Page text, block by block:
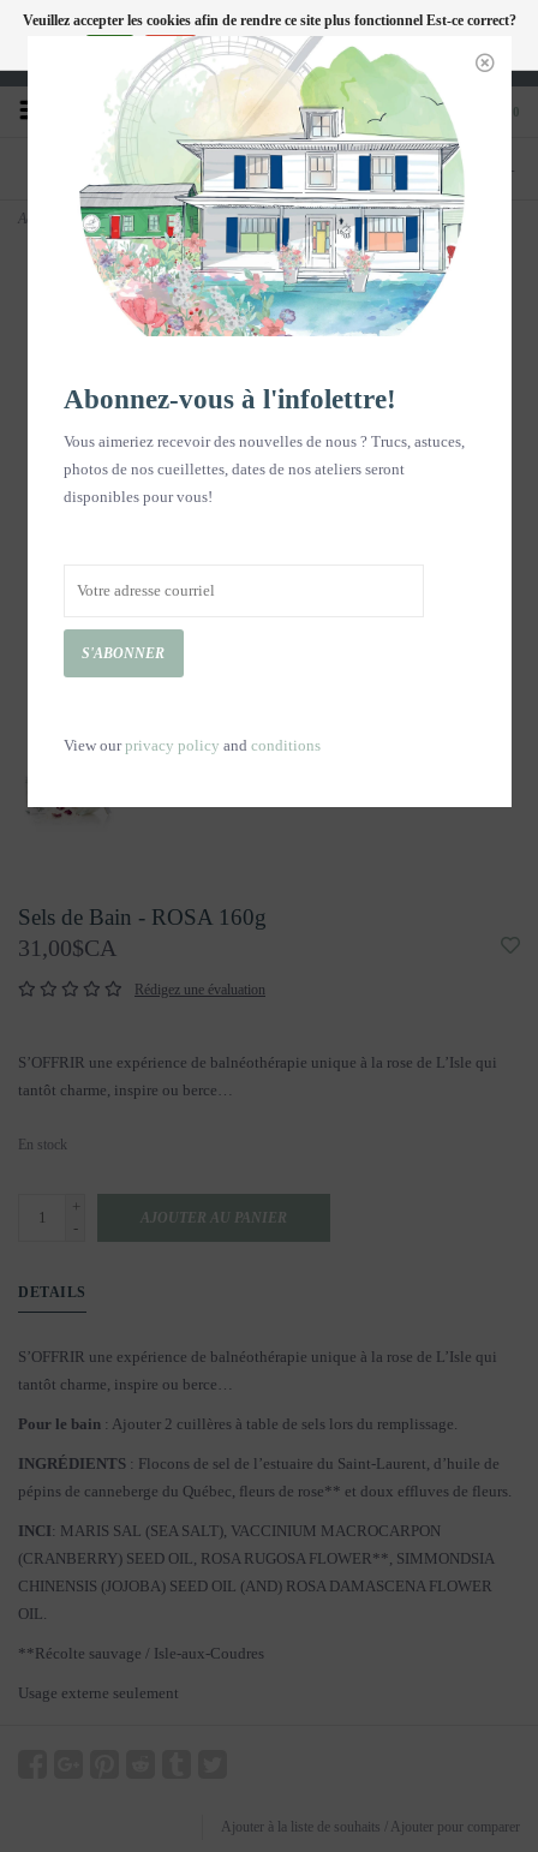
FC
Heures d'ouverture : Disponible sur Google
0
TÉLÉPHONE
418-240-6181
BOUTIQUE
1603, chemin des Coudriers, L'Isle-aux-
Coudres
Accueil Sels de Bain - ROSA 160g
Sels de Bain - ROSA 160g
31,00$CA
Rédigez une évaluation
S’OFFRIR une expérience de balnéothérapie unique à la rose de L’Isle qui
tantôt charme, inspire ou berce…
En stock
+
-
AJOUTER AU PANIER
DETAILS
S’OFFRIR une expérience de balnéothérapie unique à la rose de L’Isle qui
tantôt charme, inspire ou berce…
Pour le bain : Ajouter 2 cuillères à table de sels lors du remplissage.
INGRÉDIENTS : Flocons de sel de l’estuaire du Saint-Laurent, d’huile de
pépins de canneberge du Québec, fleurs de rose** et doux effluves de fleurs.
INCI: MARIS SAL (SEA SALT), VACCINIUM MACROCARPON
(CRANBERRY) SEED OIL, ROSA RUGOSA FLOWER**, SIMMONDSIA
CHINENSIS (JOJOBA) SEED OIL (AND) ROSA DAMASCENA FLOWER
OIL.
**Récolte sauvage / Isle-aux-Coudres
Usage externe seulement
Ajouter à la liste de souhaits Ajouter pour comparer
Veuillez accepter les cookies afin de rendre ce site plus fonctionnel Est-ce correct?
Non En savoir plus sur les témoins (cookies) »
Abonnez-vous à l'infolettre!
Vous aimeriez recevoir des nouvelles de nous ? Trucs, astuces,
photos de nos cueillettes, dates de nos ateliers seront
disponibles pour vous!
S'ABONNER
View ourprivacy policy and conditions